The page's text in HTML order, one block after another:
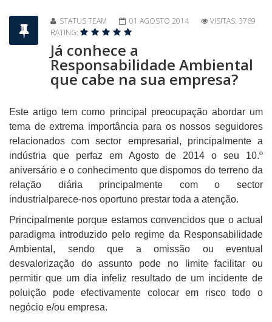
STATUS TEAM 01 AGOSTO 2014
VISITAS: 3769
RATING:
Já conhece a
Responsabilidade Ambiental
que cabe na sua empresa?
Este artigo tem como principal preocupação abordar um
tema de extrema importância para os nossos seguidores
relacionados com sector empresarial, principalmente a
indústria que perfaz em Agosto de 2014 o seu 10.º
aniversário e o conhecimento que dispomos do terreno da
relação diária principalmente com o sector
industrialparece-nos oportuno prestar toda a atenção.
Principalmente porque estamos convencidos que o actual
paradigma introduzido pelo regime da Responsabilidade
Ambiental, sendo que a omissão ou eventual
desvalorização do assunto pode no limite facilitar ou
permitir que um dia infeliz resultado de um incidente de
poluição pode efectivamente colocar em risco todo o
negócio e/ou empresa.